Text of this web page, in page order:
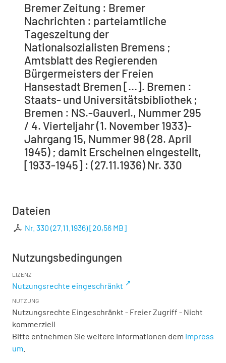
Bremer Zeitung : Bremer
Nachrichten : parteiamtliche
Tageszeitung der
Nationalsozialisten Bremens ;
Amtsblatt des Regierenden
Bürgermeisters der Freien
Hansestadt Bremen [...]. Bremen :
Staats- und Universitätsbibliothek ;
Bremen : NS.-Gauverl., Nummer 295
/ 4. Vierteljahr (1. November 1933)-
Jahrgang 15, Nummer 98 (28. April
1945) ; damit Erscheinen eingestellt,
[1933-1945] : (27.11.1936) Nr. 330
Dateien
Nr. 330 (27.11.1936)[20,56 MB]
Nutzungsbedingungen
LIZENZ
Nutzungsrechte eingeschränkt
NUTZUNG
Nutzungsrechte Eingeschränkt - Freier Zugriff - Nicht
kommerziell
Bitte entnehmen Sie weitere Informationen dem Impress
um